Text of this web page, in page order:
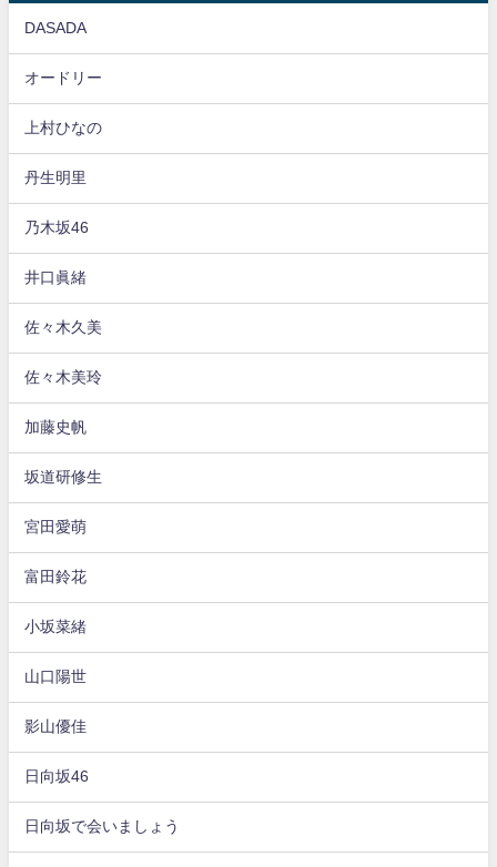
DASADA
オードリー
上村ひなの
丹生明里
乃木坂46
井口眞緒
佐々木久美
佐々木美玲
加藤史帆
坂道研修生
宮田愛萌
富田鈴花
小坂菜緒
山口陽世
影山優佳
日向坂46
日向坂で会いましょう